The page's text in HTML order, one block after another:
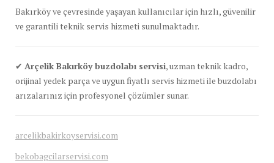
Bakırköy ve çevresinde yaşayan kullanıcılar için hızlı, güvenilir
ve garantili teknik servis hizmeti sunulmaktadır.
✔ Arçelik Bakırköy buzdolabı servisi, uzman teknik kadro,
orijinal yedek parça ve uygun fiyatlı servis hizmeti ile buzdolabı
arızalarınız için profesyonel çözümler sunar.
arcelikbakirkoyservisi.com
bekobagcilarservisi.com